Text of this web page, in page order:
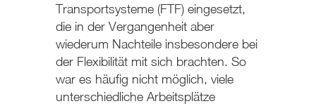
Transportsysteme (FTF) eingesetzt,
die in der Vergangenheit aber
wiederum Nachteile insbesondere bei
der Flexibilität mit sich brachten. So
war es häufig nicht möglich, viele
unterschiedliche Arbeitsplätze